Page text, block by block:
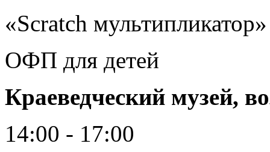
«Scratch мультипликатор»
ОФП для детей
Краеведческий музей,
14:00 - 17:00